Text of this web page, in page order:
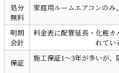
処分
無料
家庭用ルームエアコンのみ
明朗
会計
料金表に配管延長・化粧カ
れてい
保証
施工保証1〜3年が多いが、